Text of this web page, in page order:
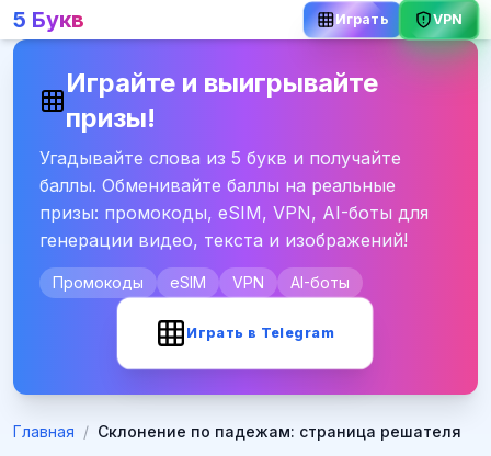
5 Букв Играть VPN
Играйте и выигрывайте
призы!
Угадывайте слова из 5 букв и получайте
баллы. Обменивайте баллы на реальные
призы: промокоды, eSIM, VPN, AI-боты для
генерации видео, текста и изображений!
Промокоды eSIM VPN AI-боты
Играть в Telegram
Главная / Склонение по падежам: страница решателя